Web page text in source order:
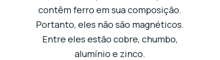
contêm ferro em sua composição.
Portanto, eles não são magnéticos.
Entre eles estão cobre, chumbo,
alumínio e zinco.